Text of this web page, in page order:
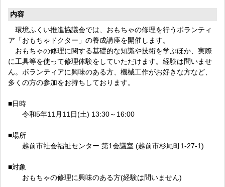
内容
環境ふくい推進協議会では、おもちゃの修理を行うボランティ
ア「おもちゃドクター」の養成講座を開催します。
おもちゃの修理に関する基礎的な知識や技術を学ぶほか、実際
に工具等を使って修理体験をしていただけます。経験は問いませ
ん。ボランティアに興味のある方、機械工作がお好きな方など、
多くの方の参加をお持ちしております。
■日時
令和5年11月11日(土) 13:30～16:00
■場所
越前市社会福祉センター 第1会議室 (越前市杉尾町1-27-1)
■対象
おもちゃの修理に興味のある方(経験は問いません)